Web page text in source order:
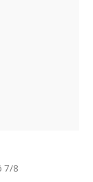
7/8